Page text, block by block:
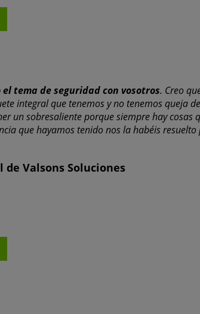
el tema de seguridad con vosotros. Creo
integral que tenemos y no tenemos queja
un sobresaliente porque siempre hay cosas
que hayamos tenido nos la habéis resuelto
Valsons Soluciones